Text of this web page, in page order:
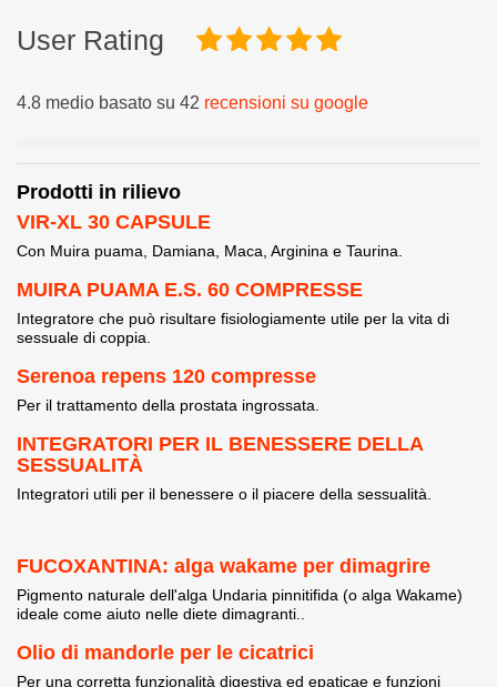
User Rating
4.8 medio basato su 42 recensioni su google
Prodotti in rilievo
VIR-XL 30 CAPSULE
Con Muira puama, Damiana, Maca, Arginina e Taurina.
MUIRA PUAMA E.S. 60 COMPRESSE
Integratore che può risultare fisiologiamente utile per la vita di
sessuale di coppia.
Serenoa repens 120 compresse
Per il trattamento della prostata ingrossata.
INTEGRATORI PER IL BENESSERE DELLA
SESSUALITÀ
Integratori utili per il benessere o il piacere della sessualità.
FUCOXANTINA: alga wakame per dimagrire
Pigmento naturale dell'alga Undaria pinnitifida (o alga Wakame)
ideale come aiuto nelle diete dimagranti..
Olio di mandorle per le cicatrici
Per una corretta funzionalità digestiva ed epaticae e funzioni